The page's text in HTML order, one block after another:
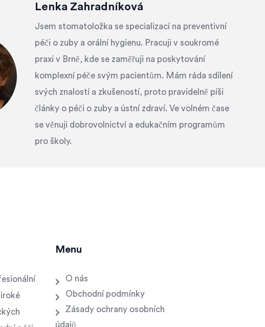
Lenka Zahradníková
Jsem stomatoložka se specializací na preventivní
péči o zuby a orální hygienu. Pracuji v soukromé
praxi v Brně, kde se zaměřuji na poskytování
komplexní péče svým pacientům. Mám ráda sdílení
svých znalostí a zkušeností, proto pravidelně píši
články o péči o zuby a ústní zdraví. Ve volném čase
se věnuji dobrovolnictví a edukačním programům
pro školy.
Menu
O nás
Obchodní podmínky
Zásady ochrany osobních
údajů